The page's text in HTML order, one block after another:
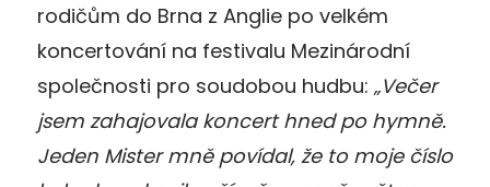
rodičům do Brna z Anglie po velkém
koncertování na festivalu Mezinárodní
společnosti pro soudobou hudbu: „Večer
jsem zahajovala koncert hned po hymně.
Jeden Mister mně povídal, že to moje číslo